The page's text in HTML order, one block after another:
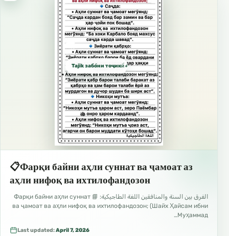
Tajik забо́ни тоҷикӣ́ الطاجيكية
📋Фарқи байни аҳли суннат ва ҷамоат аз
аҳли нифоқ ва ихтилофандозон
الفرق بين السنة والمنافقين اللغة الطاجيكية: 📘 Фарқи байни аҳли суннат
ва ҷамоат ва аҳли нифоқ ва ихтилофандозон; (Шайх Ҳайсам ибни
Муҳаммад…
Last updated:April 7, 2026